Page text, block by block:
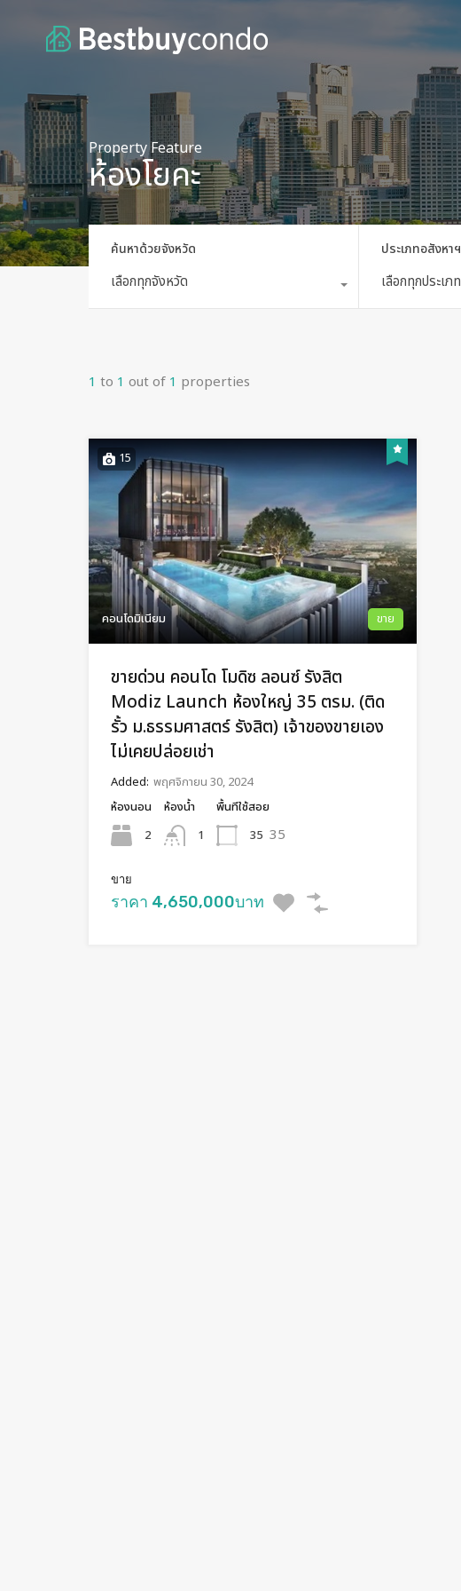
Property Feature
ห้องโยคะ
ค้นหาด้วยจังหวัด
เลือกทุกจังหวัด
ประเภทอสังหาฯ
เลือกทุกประเภท
1 to 1 out of 1 properties
15
คอนโดมิเนียม ขาย
ขายด่วน คอนโด โมดิซ ลอนซ์ รังสิต
Modiz Launch ห้องใหญ่ 35 ตรม. (ติด
รั้ว ม.ธรรมศาสตร์ รังสิต) เจ้าของขายเอง
ไม่เคยปล่อยเช่า
Added: พฤศจิกายน 30, 2024
ห้องนอน
2
ห้องน้ำ
1
พื้นทีใช้สอย
35 35
ขาย
ราคา 4,650,000บาท